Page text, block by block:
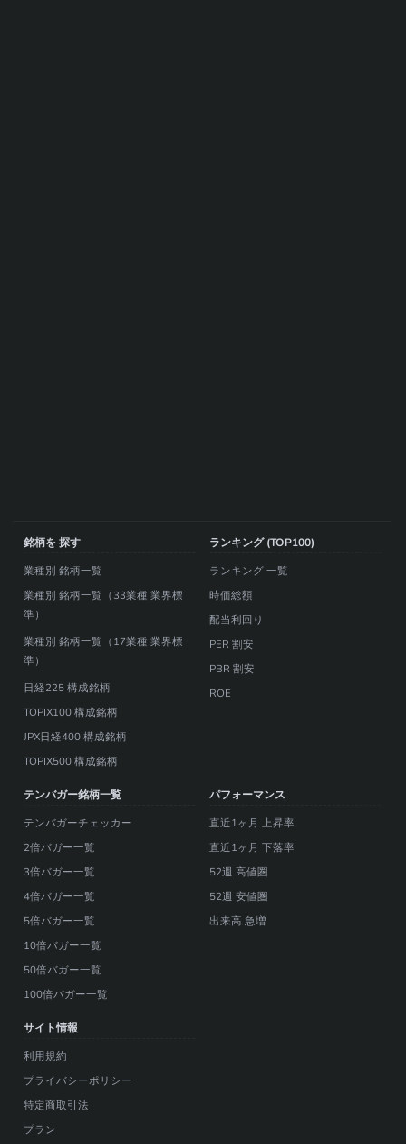
銘柄を 探す
業種別 銘柄一覧
業種別 銘柄一覧（33業種 業界標
準）
業種別 銘柄一覧（17業種 業界標
準）
日経225 構成銘柄
TOPIX100 構成銘柄
JPX日経400 構成銘柄
TOPIX500 構成銘柄
ランキング (TOP100)
ランキング 一覧
時価総額
配当利回り
PER 割安
PBR 割安
ROE
テンバガー銘柄一覧
テンバガーチェッカー
2倍バガー一覧
3倍バガー一覧
4倍バガー一覧
5倍バガー一覧
10倍バガー一覧
50倍バガー一覧
100倍バガー一覧
パフォーマンス
直近1ヶ月 上昇率
直近1ヶ月 下落率
52週 高値圏
52週 安値圏
出来高 急増
サイト情報
利用規約
プライバシーポリシー
特定商取引法
プラン